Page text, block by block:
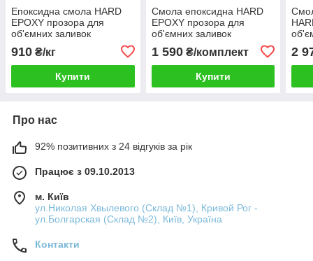
Епоксидна смола HARD
EPOXY прозора для
об'ємних заливок
затверджувачем (товщина
шару до 7см) 1кг
greenpharm
910 ₴/кг
Купити
Смола епоксидна HARD
EPOXY прозора для
об'ємних заливок
затверджувачем (товщина
шару до 7см) 2кг
greenpharm
1 590₴/комплект
Купити
2
Про нас
92% позитивних з 24 відгуків за рік
Працює з 09.10.2013
м. Київ
ул.Николая Хвылевого (Склад №1), Кривой Рог -
ул.Болгарская (Склад №2), Київ, Україна
Контакти